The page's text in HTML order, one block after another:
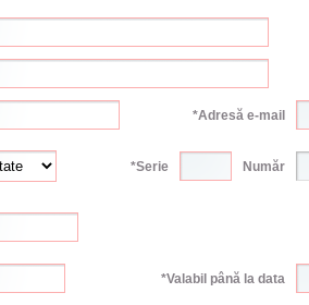
*Adresă e-mail
*Serie Număr
*Valabil până la data